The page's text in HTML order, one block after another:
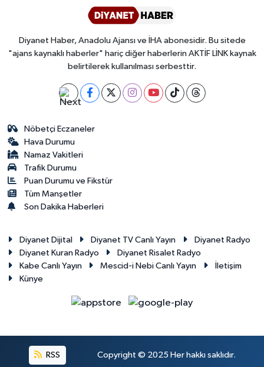
Diyanet Haber, Anadolu Ajansı ve İHA abonesidir. Bu sitede
"ajans kaynaklı haberler" hariç diğer haberlerin AKTİF LİNK kaynak
belirtilerek kullanılması serbesttir.
Nöbetçi Eczaneler
Hava Durumu
Namaz Vakitleri
Trafik Durumu
Puan Durumu ve Fikstür
Tüm Manşetler
Son Dakika Haberleri
Diyanet Dijital Diyanet TV Canlı Yayın
Diyanet Radyo
Diyanet Kuran Radyo
Diyanet Risalet Radyo
Kabe Canlı Yayın
Mescid-i Nebi Canlı Yayın
İletişim
Künye
RSS Copyright © 2025 Her hakkı saklıdır.